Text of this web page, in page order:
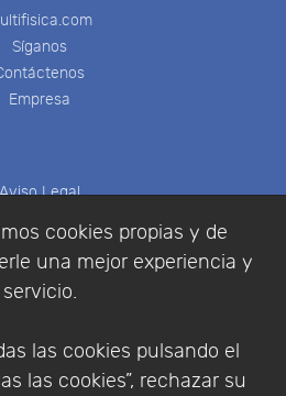
cookies propias y de
una mejor experiencia y
servicio.
las cookies pulsando el
las cookies”, rechazar su
Síganos
Empresa
Aviso Legal
de Privacidad
de compra
Identificarse